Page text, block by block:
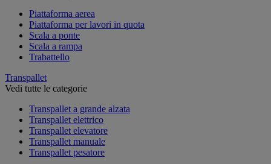
Piattaforma aerea
Piattaforma per lavori in quota
Scala a ponte
Scala a rampa
Trabattello
Transpallet
Vedi tutte le categorie
Transpallet a grande alzata
Transpallet elettrico
Transpallet elevatore
Transpallet manuale
Transpallet pesatore